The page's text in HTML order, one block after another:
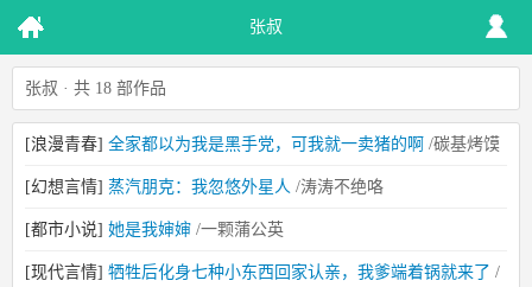
张叔
张叔 · 共 18 部作品
[浪漫青春] 全家都以为我是黑手党，可我就一卖猪的啊 /碳基烤馍
[幻想言情] 蒸汽朋克：我忽悠外星人 /涛涛不绝咯
[都市小说] 她是我婶婶 /一颗蒲公英
[现代言情] 牺牲后化身七种小东西回家认亲，我爹端着锅就来了 /